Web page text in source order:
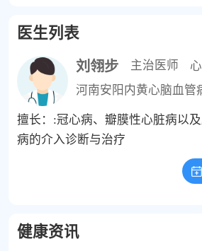
医生列表
刘翎步 主治医师
河南安阳内黄心脑血管
擅长：:冠心病、瓣膜性心脏病以
病的介入诊断与治疗
健康资讯